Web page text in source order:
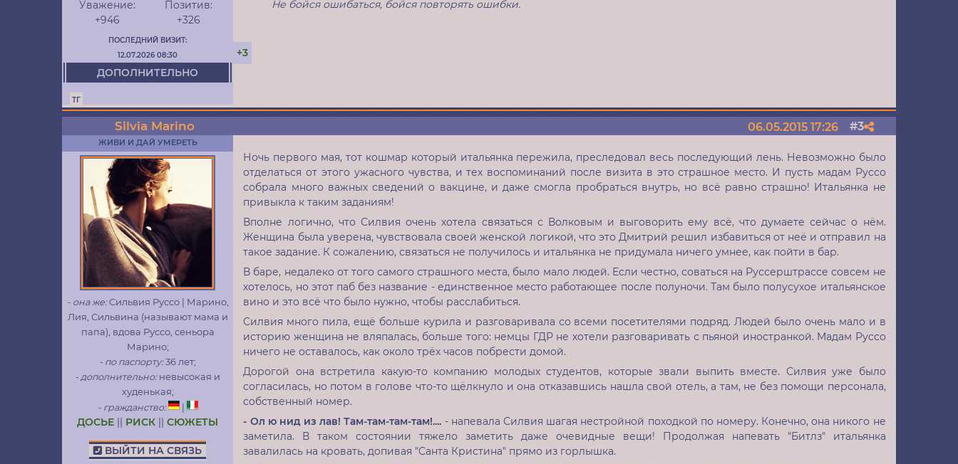
Уважение:
+946
Позитив:
+326
ПОСЛЕДНИЙ ВИЗИТ:
12.07.2026 08:30
ДОПОЛНИТЕЛЬНО
Не бойся ошибаться, бойся повторять ошибки.
+3
ТГ
3
06.05.2015 17:26
Silvia Marino
ЖИВИ И ДАЙ УМЕРЕТЬ
- она же:Сильвия Руссо | Марино,
Лия, Сильвина (называют мама и
папа), вдова Руссо, сеньора
Марино;
- по паспорту:36 лет;
- дополнительно:невысокая и
худенькая;
- гражданство:
|
ДОСЬЕ || РИСК ||СЮЖЕТЫ
ВЫЙТИ НА СВЯЗЬ
Ночь первого мая, тот кошмар который итальянка пережила, преследовал весь последующий лень. Невозможно было
отделаться от этого ужасного чувства, и тех воспоминаний после визита в это страшное место. И пусть мадам Руссо
собрала много важных сведений о вакцине, и даже смогла пробраться внутрь, но всё равно страшно! Итальянка не
привыкла к таким заданиям!
Вполне логично, что Силвия очень хотела связаться с Волковым и выговорить ему всё, что думаете сейчас о нём.
Женщина была уверена, чувствовала своей женской логикой, что это Дмитрий решил избавиться от неё и отправил на
такое задание. К сожалению, связаться не получилось и итальянка не придумала ничего умнее, как пойти в бар.
В баре, недалеко от того самого страшного места, было мало людей. Если честно, соваться на Руссерштрассе совсем не
хотелось, но этот паб без название - единственное место работающее после полуночи. Там было полусухое итальянское
вино и это всё что было нужно, чтобы расслабиться.
Силвия много пила, ещё больше курила и разговаривала со всеми посетителями подряд. Людей было очень мало и в
историю женщина не вляпалась, больше того: немцы ГДР не хотели разговаривать с пьяной иностранкой. Мадам Руссо
ничего не оставалось, как около трёх часов побрести домой.
Дорогой она встретила какую-то компанию молодых студентов, которые звали выпить вместе. Силвия уже было
согласилась, но потом в голове что-то щёлкнуло и она отказавшись нашла свой отель, а там, не без помощи персонала,
собственный номер.
- Ол ю нид из лав! Там-там-там-там!.... - напевала Силвия шагая нестройной походкой по номеру. Конечно, она никого не
заметила. В таком состоянии тяжело заметить даже очевидные вещи! Продолжая напевать "Битлз" итальянка
завалилась на кровать, допивая "Санта Кристина" прямо из горлышка.